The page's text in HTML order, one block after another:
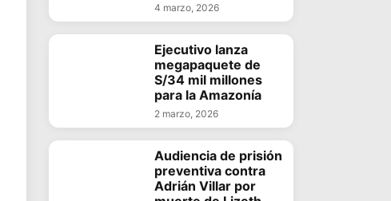
4 marzo, 2026
Ejecutivo lanza
megapaquete de
S/34 mil millones
para la Amazonía
2 marzo, 2026
Audiencia de prisión
preventiva contra
Adrián Villar por